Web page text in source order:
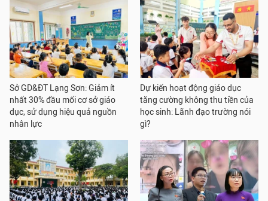
Sở GD&ĐT Lạng Sơn: Giảm ít
nhất 30% đầu mối cơ sở giáo
dục, sử dụng hiệu quả nguồn
nhân lực
Dự kiến hoạt động giáo dục
tăng cường không thu tiền của
học sinh: Lãnh đạo trường nói
gì?